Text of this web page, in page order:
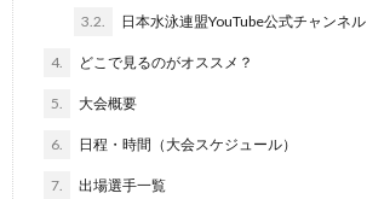
3.2. 日本水泳連盟YouTube公式チャンネル
4. どこで見るのがオススメ？
5. 大会概要
6. 日程・時間（大会スケジュール）
7. 出場選手一覧